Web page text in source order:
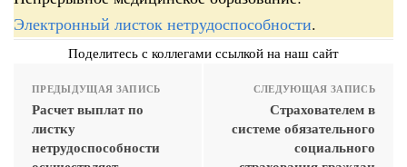
Электронный листок нетрудоспособности.
Поделитесь с коллегами ссылкой на наш сайт
ПРЕДЫДУЩАЯ ЗАПИСЬ
Расчет выплат по
листку
нетрудоспособности
СЛЕДУЮЩАЯ ЗАПИСЬ
Страхователем в
системе обязательного
социального